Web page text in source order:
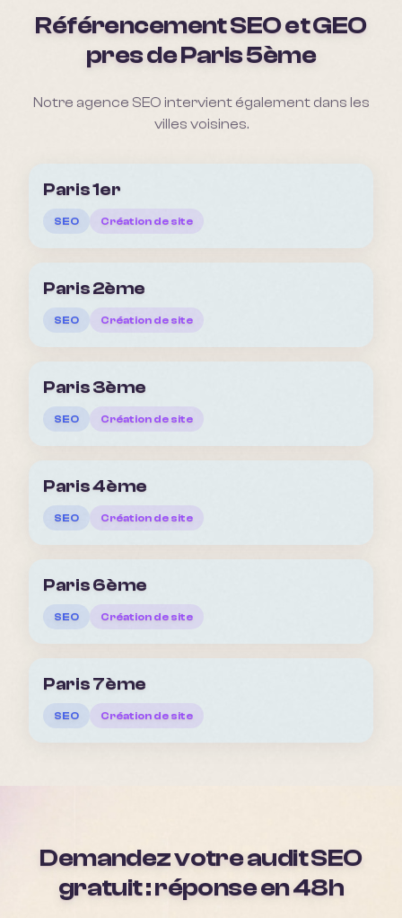
Référencement SEO et GEO
pres deParis 5ème
Notre agence SEO intervient également dans les
villes voisines.
Paris 1er
SEO Création de site
Paris 2ème
SEO Création de site
Paris 3ème
SEO Création de site
Paris 4ème
SEO Création de site
Paris 6ème
SEO Création de site
Paris 7ème
SEO Création de site
Demandez votre audit SEO
gratuit : réponse en 48h